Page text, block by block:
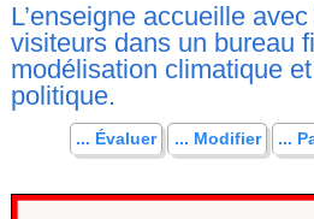
L’enseigne accueille
visiteurs dans un bureau
modélisation climatique
politique.
... Évaluer ... Modifier ...